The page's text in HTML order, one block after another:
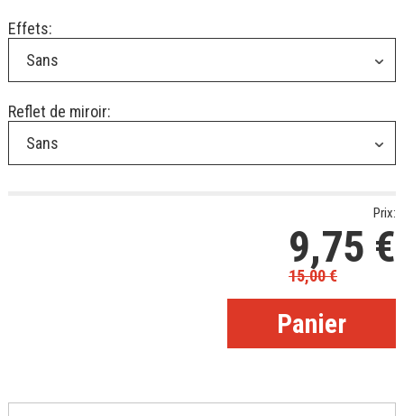
Effets:
Sans
Reflet de miroir:
Sans
Prix:
9,75 €
15,00€